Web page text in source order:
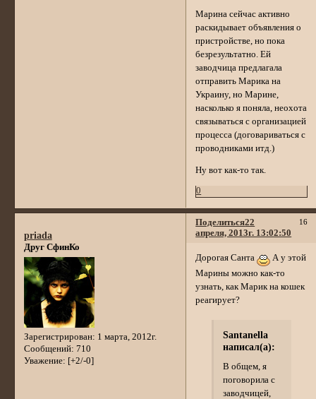
Марина сейчас активно
раскидывает объявления о
пристройстве, но пока
безрезультатно. Ей
заводчица предлагала
отправить Марика на
Украину, но Марине,
насколько я поняла, неохота
связываться с организацией
процесса (договариваться с
проводниками итд.)
Ну вот как-то так.
0
Поделиться 16
22
апреля, 2013г. 13:02:50
priada
Друг СфинКо
Зарегистрирован: 1 марта, 2012г.
Сообщений: 710
Уважение: [+2/-0]
Дорогая Санта
А у этой
Марины можно как-то
узнать, как Марик на кошек
реагирует?
Santanella
написал(а):
В общем, я
поговорила с
заводчицей,